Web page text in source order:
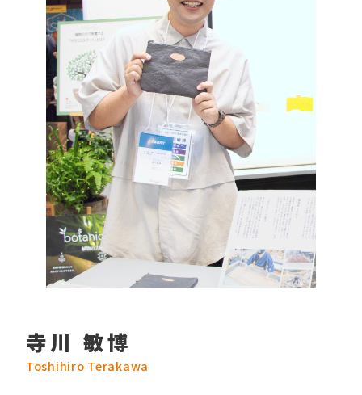
寺川 敏博
Toshihiro Terakawa